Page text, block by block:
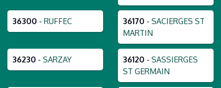
36300 - RUFFEC 36170 - SACIERGES ST
MARTIN
36230 - SARZAY 36120 - SASSIERGES
ST GERMAIN